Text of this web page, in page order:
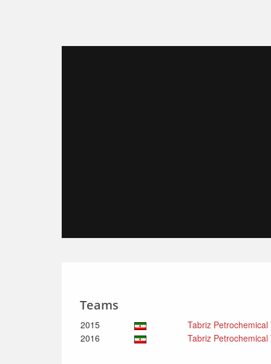
Teams
2015
Tabriz
2016
Tabriz